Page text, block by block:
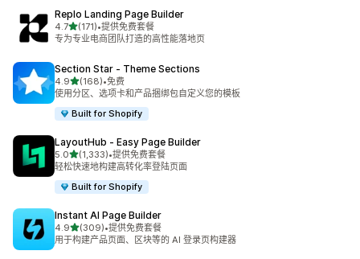
Replo Landing Page Builder
4.7星（满分 5 星）
(171)
总共 171 条评论
•提供免费套餐
专为专业电商团队打造的高性能落地页
Section Star ‑ Theme Sections
4.9星（满分 5 星）
(168)
总共 168 条评论
•免费
使用分区、选项卡和产品捆绑包自定义您的模板
Built for Shopify
LayoutHub ‑ Easy Page Builder
5.0星（满分 5 星）
(1,333)
总共 1333 条评论
•提供免费套餐
轻松快速地构建高转化率登陆页面
Built for Shopify
Instant AI Page Builder
4.9星（满分 5 星）
(309)
总共 309 条评论
•提供免费套餐
用于构建产品页面、区块等的 AI 登录页构建器